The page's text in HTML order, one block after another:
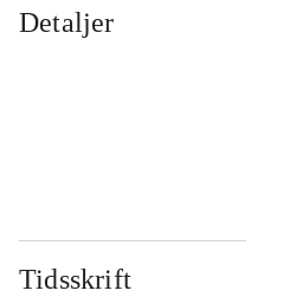
Detaljer
Tidsskrift